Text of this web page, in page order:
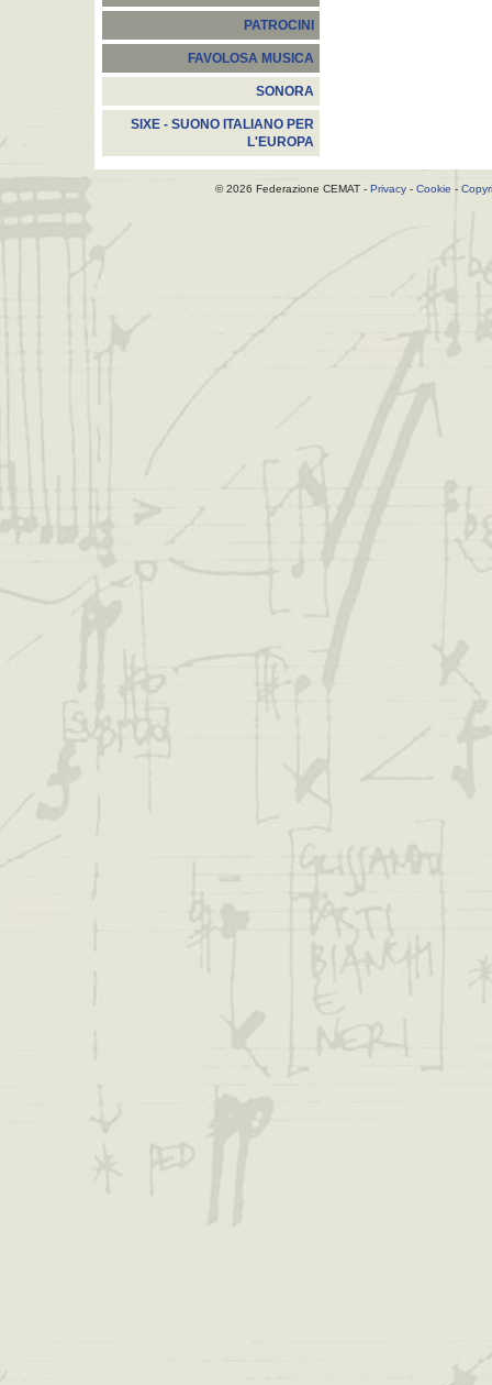
PATROCINI
FAVOLOSA MUSICA
SONORA
SIXE - SUONO ITALIANO PER
L'EUROPA
© 2026 Federazione CEMAT - Privacy- Cookie -